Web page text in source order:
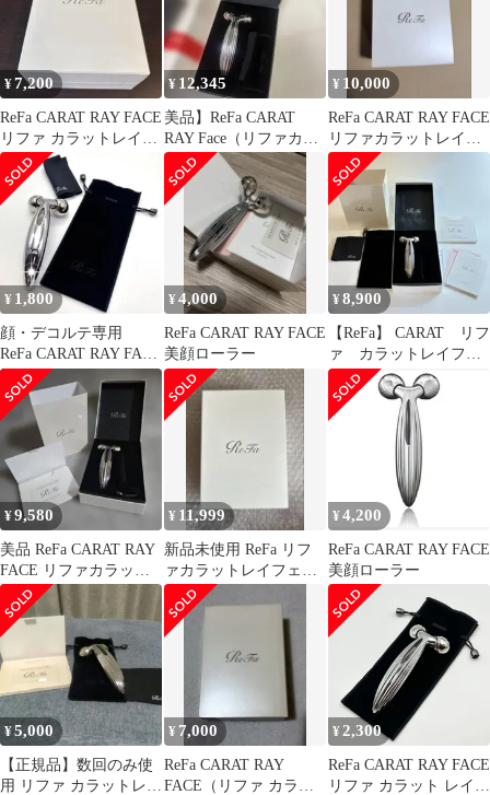
¥7,200
ReFa CARAT RAY FACE
リファ カラットレイフ
ェイス
¥ 12,345
美品】ReFa CARAT
RAY Face（リファカラ
ットレイフェイス）
¥ 10,000
ReFa CARAT RAY FACE
リファカラットレイフ
ェイス 美顔器
¥ 1,800
顔・デコルテ専用
ReFa CARAT RAY FACE
リファカラット 小ぶり
¥4,000
ReFa CARAT RAY FACE
美顔ローラー
¥8,900
【ReFa】 CARAT リフ
ァ カラットレイフェ
イス RF-RF2121B
¥9,580
美品 ReFa CARAT RAY
FACE リファカラット
レイフェイス 美顔器
¥ 11,999
新品未使用 ReFa リフ
ァカラットレイフェイ
ス 正規品
¥ 4,200
ReFa CARAT RAY FACE
美顔ローラー
¥5,000
【正規品】数回のみ使
用 リファ カラットレイ
¥ 7,000
ReFa CARAT RAY
FACE（リファ カラッ
¥2,300
ReFa CARAT RAY FACE
リファ カラット レイ